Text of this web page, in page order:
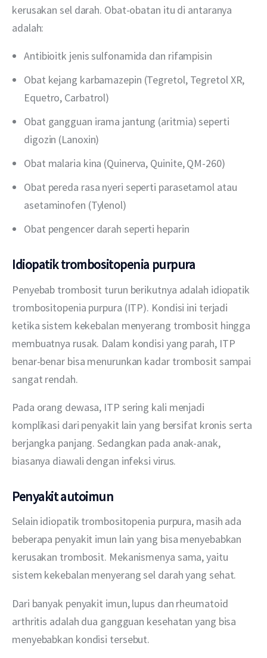
kerusakan sel darah. Obat-obatan itu di antaranya
adalah:
Antibioitk jenis sulfonamida dan rifampisin
Obat kejang karbamazepin (Tegretol, Tegretol XR,
Equetro, Carbatrol)
Obat gangguan irama jantung (aritmia) seperti
digozin (Lanoxin)
Obat malaria kina (Quinerva, Quinite, QM-260)
Obat pereda rasa nyeri seperti parasetamol atau
asetaminofen (Tylenol)
Obat pengencer darah seperti heparin
Idiopatik trombositopenia purpura
Penyebab trombosit turun berikutnya adalah idiopatik
trombositopenia purpura (ITP). Kondisi ini terjadi
ketika sistem kekebalan menyerang trombosit hingga
membuatnya rusak. Dalam kondisi yang parah, ITP
benar-benar bisa menurunkan kadar trombosit sampai
sangat rendah.
Pada orang dewasa, ITP sering kali menjadi
komplikasi dari penyakit lain yang bersifat kronis serta
berjangka panjang. Sedangkan pada anak-anak,
biasanya diawali dengan infeksi virus.
Penyakit autoimun
Selain idiopatik trombositopenia purpura, masih ada
beberapa penyakit imun lain yang bisa menyebabkan
kerusakan trombosit. Mekanismenya sama, yaitu
sistem kekebalan menyerang sel darah yang sehat.
Dari banyak penyakit imun, lupus dan rheumatoid
arthritis adalah dua gangguan kesehatan yang bisa
menyebabkan kondisi tersebut.